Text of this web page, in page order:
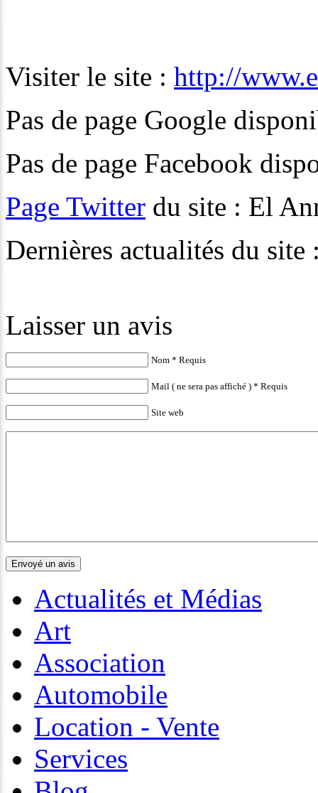
Visiter le site : http://
Pas de page Google
Pas de page Facebook
Page Twitter du site : El
Dernières actualités du
Laisser un avis
Nom * Requis
Mail ( ne sera pas affiché ) * Requis
Site web
Actualités et Médias
Art
Association
Automobile
Location - Vente
Services